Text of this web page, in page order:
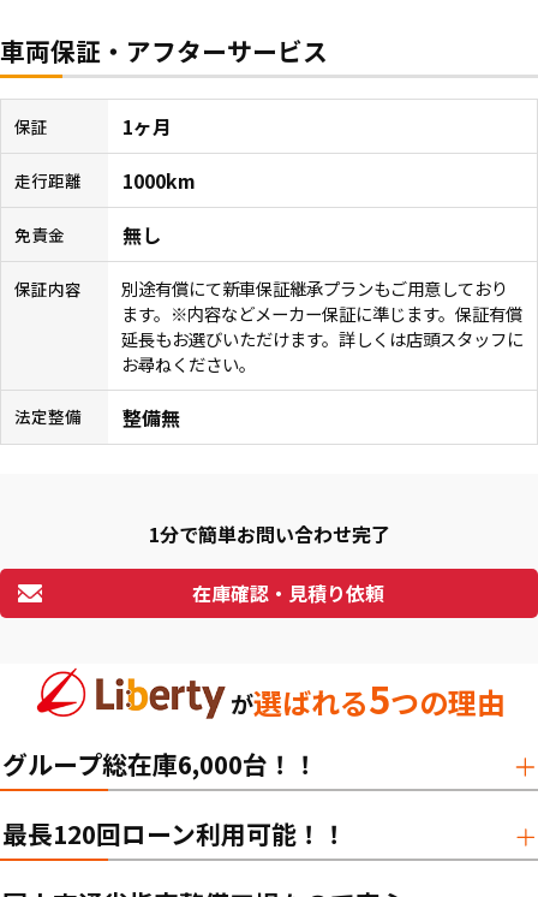
車両保証・アフターサービス
保証 1ヶ月
走行距離 1000km
免責金 無し
保証内容
別途有償にて新車保証継承プランもご用意しており
ます。※内容などメーカー保証に準じます。保証有償
延長もお選びいただけます。詳しくは店頭スタッフに
お尋ねください。
法定整備 整備無
1分で簡単お問い合わせ完了
在庫確認・見積り依頼
が選ばれる5つの理由
グループ総在庫6,000台！！
最長120回ローン利用可能！！